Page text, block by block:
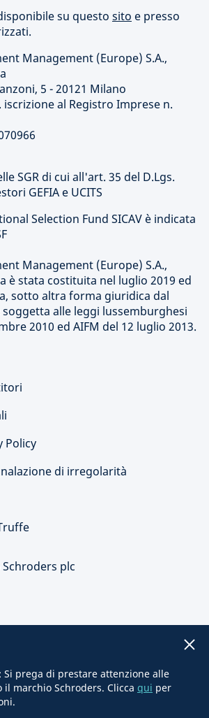
su questo sito e presso
Management (Europe) S.A.,
5 - 20121 Milano
iscrizione al Registro Imprese n.
SGR di cui all'art. 35 del D.Lgs.
GEFIA e UCITS
Selection Fund SICAV è indicata
Management (Europe) S.A.,
è stata costituita nel luglio 2019 ed
sotto altra forma giuridica dal
soggetta alle leggi lussemburghesi
2010 ed AIFM del 12 luglio 2013.
Policy
di irregolarità
plc
: Si prega di prestare attenzione alle
marchio Schroders. Clicca qui per